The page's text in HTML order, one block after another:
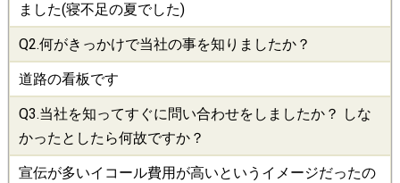
ました(寝不足の夏でした)
Q2.何がきっかけで当社の事を知りましたか？
道路の看板です
Q3.当社を知ってすぐに問い合わせをしましたか？ しな
かったとしたら何故ですか？
宣伝が多いイコール費用が高いというイメージだったの